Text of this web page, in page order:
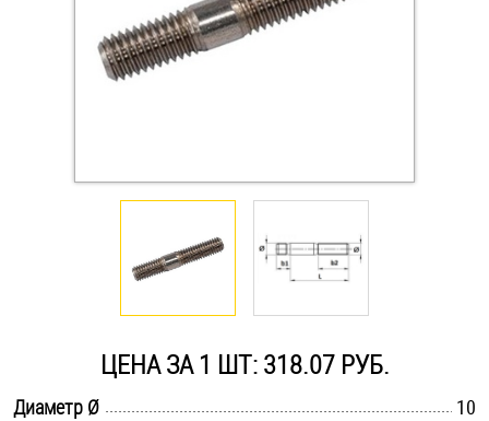
Инструмент
Крюки, кольца с шурупной резьбой
Оснастка и аксессуары для яхт
Саморезы и шурупы
ЦЕНА ЗА 1 ШТ: 318.07 РУБ.
Диаметр Ø
10